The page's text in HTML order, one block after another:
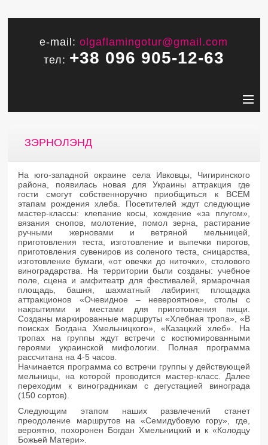
e-mail:olgaflamingotur@gmail.com
тел: +38 096 905-12-63
ЗЭРНОЛЭНД
На юго-западной окраине села Ивковцы, Чигиринского
района, появилась новая для Украины аттракция где
гости смогут собственноручно приобщиться к ВСЕМ
этапам рождения хлеба. Посетителей ждут следующие
мастер-классы: клепание косы, хождение «за плугом»,
вязания снопов, молотение, помол зерна, растирание
ручными жерновами и ветряной мельницей,
приготовления теста, изготовление и выпечки пирогов,
приготовления сувениров из соленого теста, сницарства,
изготовление бумаги, «от овечки до ниточки», столового
виноградарства. На территории были созданы: учебное
поле, сцена и амфитеатр для фестивалей, ярмарочная
площадь, башня, шахматный лабиринт, площадка
аттракционов «Очевидное – невероятное», столы с
накрытиями и местами для приготовления пищи.
Созданы маркированные маршруты «Хлебная тропа», «В
поисках Богдана Хмельницкого», «Казацкий хлеб». На
тропах на группы ждут встречи с костюмированными
героями украинской мифологии. Полная программа
рассчитана на 4-5 часов.
Начинается программа со встречи группы у действующей
мельницы, на которой проводится мастер-класс. Далее
переходим к виноградникам с дегустацией винограда
(150 сортов).
Следующим этапом наших развлечений станет
преодоление маршрутов на «Семидубовую гору», где,
вероятно, похоронен Богдан Хмельницкий и к «Колодцу
Божьей Матери».